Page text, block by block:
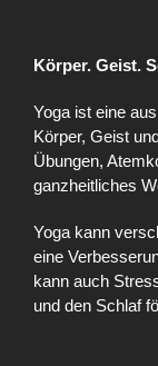
Körper. Geist.
Yoga ist eine
Körper, Geist
Übungen,
ganzheitliches
Yoga kann
eine
kann auch
und den Schlaf